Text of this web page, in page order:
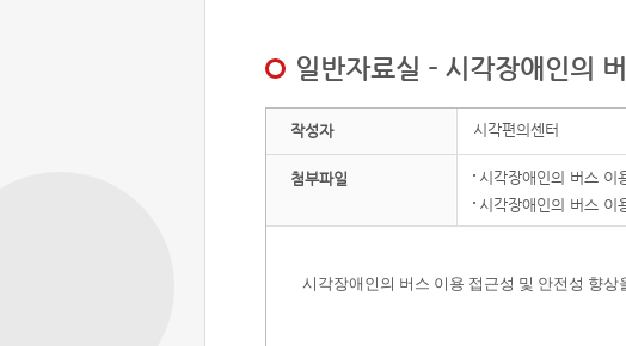
일반자료실 - 시각장애인의
작성자 시각편의센터
첨부파일
시각장애인의 버스
시각장애인의 버스
시각장애인의 버스 이용 접근성 및 안전성 향상